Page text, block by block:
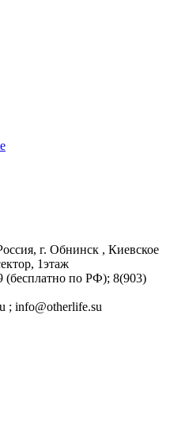
г. Обнинск , Киевское
1этаж
(бесплатно по РФ); 8(903)
; info@otherlife.su